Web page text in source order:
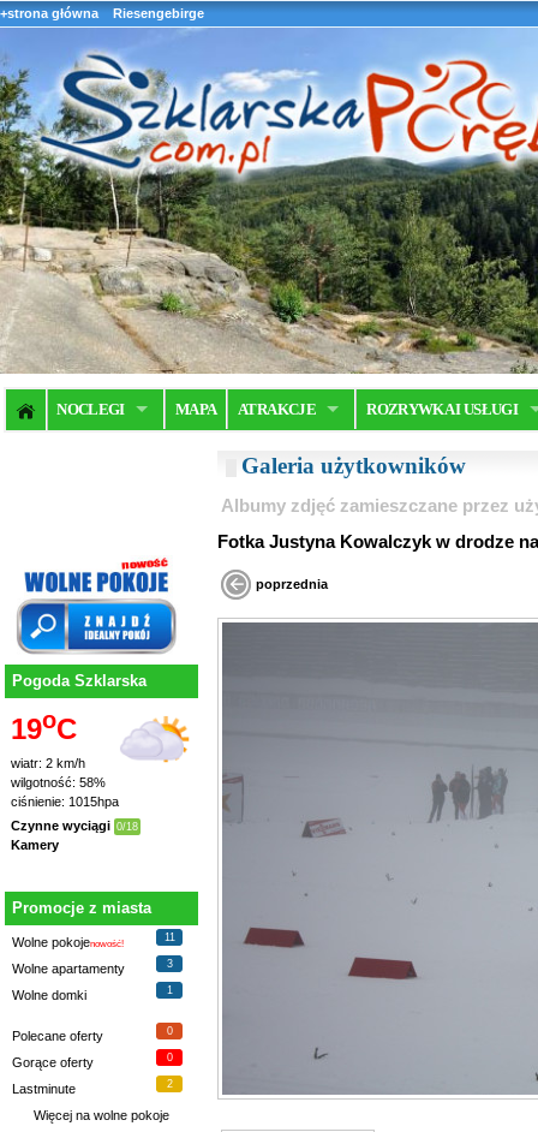
+strona główna Riesengebirge
NOCLEGI MAPA ATRAKCJE ROZRYWKA I USŁUGI
Pogoda Szklarska
19oC
wiatr: 2 km/h
wilgotność: 58%
ciśnienie: 1015hpa
Czynne wyciągi 0/18
Kamery
Promocje z miasta
Wolne pokojenowość!
11
Wolne apartamenty 3
Wolne domki 1
Polecane oferty 0
Gorące oferty 0
Lastminute 2
Więcej na wolne pokoje
Galeria użytkowników
Albumy zdjęć zamieszczane przez
Fotka Justyna Kowalczyk w drodze
poprzednia